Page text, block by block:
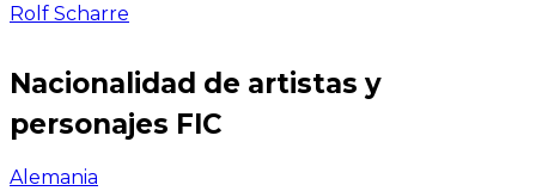
Rolf Scharre
Nacionalidad de artistas y
personajes FIC
Alemania